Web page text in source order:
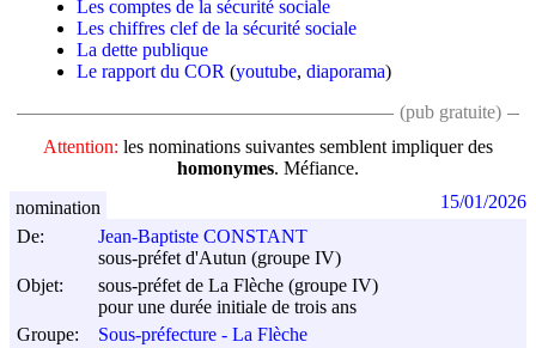
Les comptes de la sécurité sociale
Les chiffres clef de la sécurité sociale
La dette publique
Le rapport du COR (youtube, diaporama)
(pub gratuite)
Attention: les nominations suivantes semblent impliquer des
homonymes. Méfiance.
De:
Jean-Baptiste CONSTANT
sous-préfet d'Autun (groupe IV)
Objet:
sous-préfet de La Flèche (groupe IV)
pour une durée initiale de trois ans
Groupe:
Sous-préfecture - La Flèche
nomination 15/01/2026